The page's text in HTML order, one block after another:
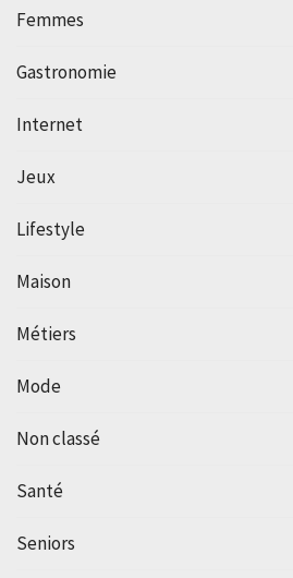
Femmes
Gastronomie
Internet
Jeux
Lifestyle
Maison
Métiers
Mode
Non classé
Santé
Seniors